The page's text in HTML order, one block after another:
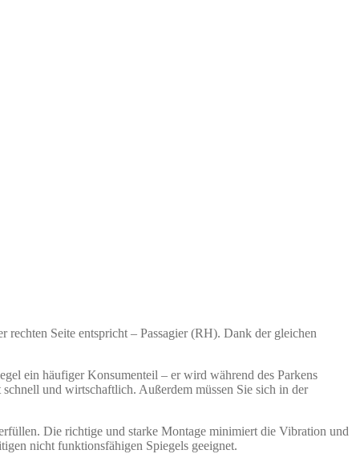
Seite entspricht – Passagier (RH). Dank der gleichen
ein häufiger Konsumenteil – er wird während des Parkens
und wirtschaftlich. Außerdem müssen Sie sich in der
Die richtige und starke Montage minimiert die Vibration und
nicht funktionsfähigen Spiegels geeignet.